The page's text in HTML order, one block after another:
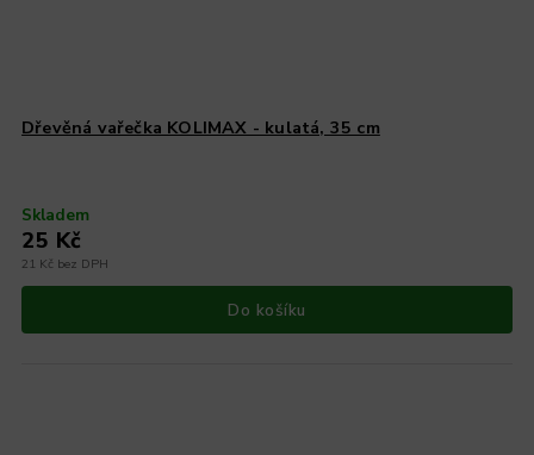
Dřevěná vařečka KOLIMAX - kulatá, 35 cm
Skladem
21 Kč bez DPH
25 Kč
Do košíku